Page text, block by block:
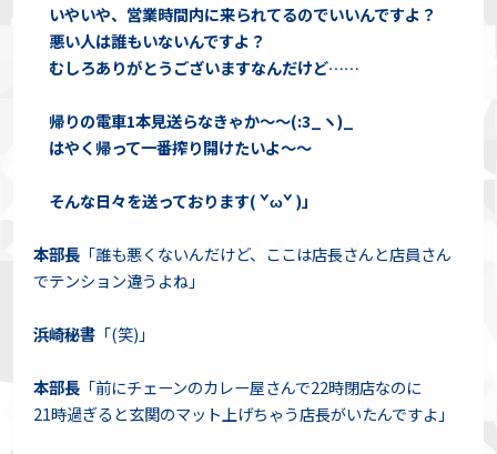
いやいや、営業時間内に来られてるのでいいんですよ？
悪い人は誰もいないんですよ？
むしろありがとうございますなんだけど……
帰りの電車1本見送らなきゃか〜〜(:3_ヽ)_
はやく帰って一番搾り開けたいよ〜〜
そんな日々を送っております( ˇωˇ )」
本部長「誰も悪くないんだけど、ここは店長さんと店員さん
でテンション違うよね」
浜崎秘書「(笑)」
本部長「前にチェーンのカレー屋さんで22時閉店なのに
21時過ぎると玄関のマット上げちゃう店長がいたんですよ」